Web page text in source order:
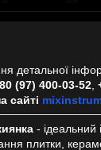
детальної
(97) 400-03-52
сайті
- ідеальний
плитки,